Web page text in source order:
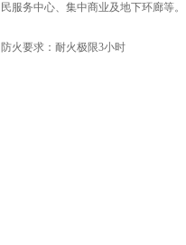
民服务中心、集中商业及地下环廊等。
防火要求：耐火极限3小时